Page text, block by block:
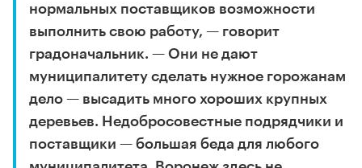
нормальных поставщиков возможности
выполнить свою работу, — говорит
градоначальник. — Они не дают
муниципалитету сделать нужное горожанам
дело — высадить много хороших крупных
деревьев. Недобросовестные подрядчики и
поставщики — большая беда для любого